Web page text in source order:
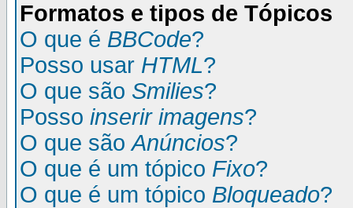
Formatos e tipos de Tópicos
O que é BBCode?
Posso usar HTML?
O que são Smilies?
Posso inserir imagens?
O que sãoAnúncios?
O que é um tópico Fixo?
O que é um tópico Bloqueado?